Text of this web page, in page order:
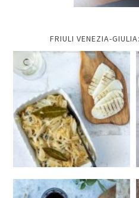
FRIULI VENEZIA-